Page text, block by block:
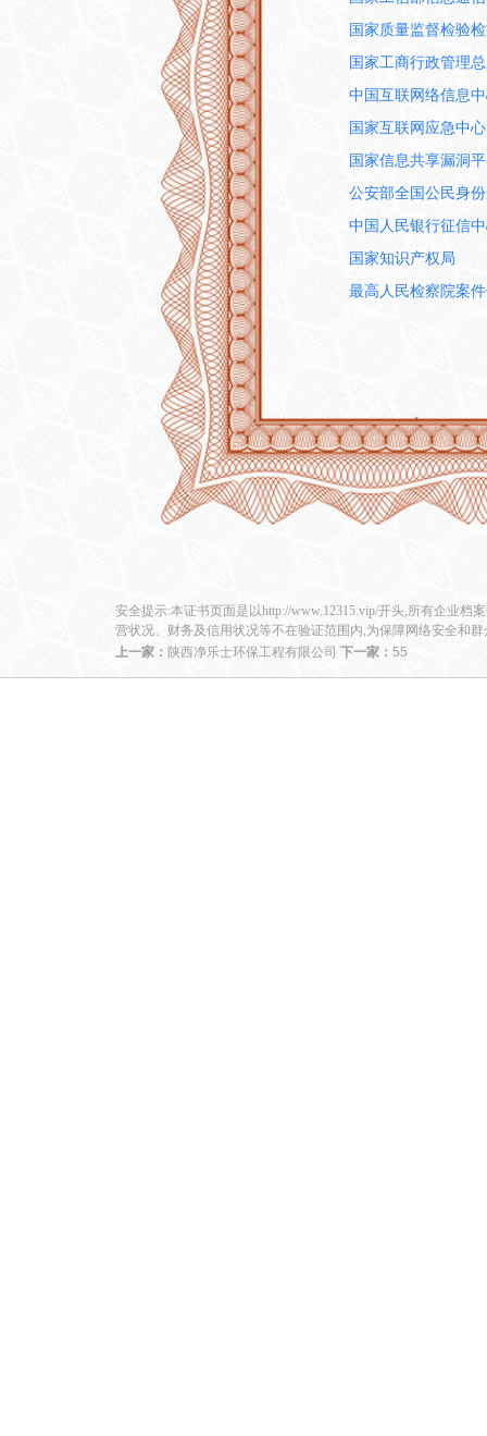
国家质量监督检验
国家工商行政管理
中国互联网络信息
国家互联网应急中心
国家信息共享漏洞
公安部全国公民身
中国人民银行征信
国家知识产权局
最高人民检察院案
安全提示:本证书页面是以http://www.12315.vip/开头,所有企业档
营状况、财务及信用状况等不在验证范围内,为保障网络安全和
上一家： 陕西净乐士环保工程有限公司 下一家： 55